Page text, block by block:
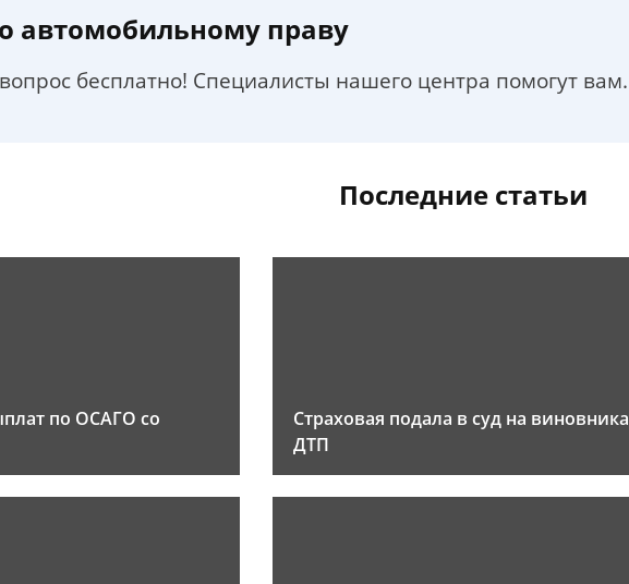
автомобильному праву
бесплатно! Специалисты нашего центра помогут вам.
Последние статьи
по ОСАГО со
Страховая подала в суд на виновника
ДТП